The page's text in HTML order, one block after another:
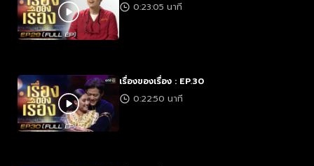
0:23:05 นาที
เรื่องของเรื่อง : EP.30
0:22:50 นาที